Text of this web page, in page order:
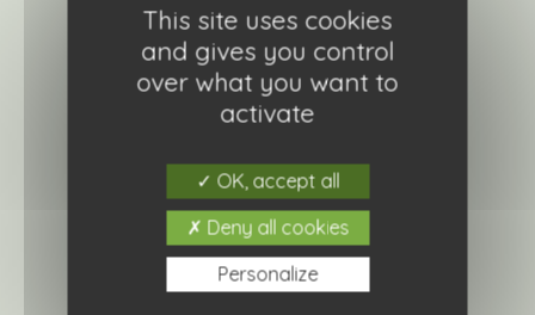
Choisya ternata « Sundance »
16,80€
Ajouter à ma liste de courses
This site uses cookies
and gives you control
over what you want to
activate
OK, accept all
Deny all cookies
Personalize